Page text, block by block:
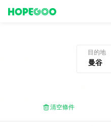
目的地
清空條件